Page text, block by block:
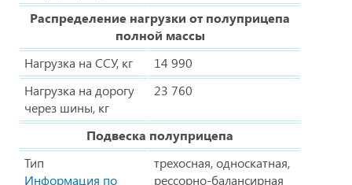
Распределение нагрузки от полуприцепа
полной массы
Нагрузка на ССУ, кг
14 990
Нагрузка на дорогу
через шины, кг
23 760
Подвеска полуприцепа
Тип
Информация по
трехосная, односкатная,
рессорно-балансирная